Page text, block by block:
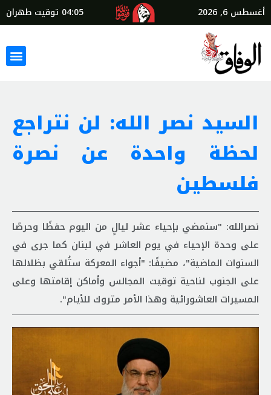
أغسطس 6, 2026 04:05 توقيت طهران
السيد نصر الله: لن نتراجع
لحظة واحدة عن نصرة
فلسطين
نصرالله: "سنمضي بإحياء عشر ليالٍ من اليوم حفظًا وحرصًا
على وحدة الإحياء في يوم العاشر في لبنان كما جرى في
السنوات الماضية"، مضيفًا: "أجواء المعركة ستُلقي بظلالها
على الجنوب لناحية توقيت المجالس وأماكن إقامتها وعلى
المسيرات العاشورائية وهذا الأمر متروك للأيام".